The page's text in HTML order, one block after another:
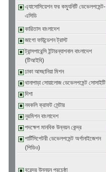
এ্যাসোসিয়েশন ফর কম্যুনিটি ডেভেলপমেন্ট-
এসিডি
কারিতাস বাংলাদেশ
জাগো ফাউন্ডেশন ট্রাস্ট
ট্রান্সপারেন্সি ইন্টারন্যাশনাল বাংলাদেশ
(টিআইবি)
ঢাকা আহ্ছানিয়া মিশন
থানাপাড়া সোয়ালোজ ডেভেলপমেন্ট সোসাইটি
দিশা
নবকলি ক্রাফট সেন্টার
নুরমিশন বাংলাদেশ
পদক্ষেপ মানবিক উন্নয়ন কেন্দ্র
পার্টিসিপেটরী ডেভেলপমেন্ট অর্গানাইজেশন
(পিডিও)
বরেন্দ্র উন্নয়ন প্রচেষ্ঠা